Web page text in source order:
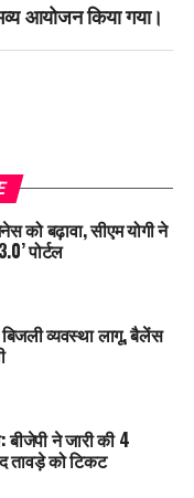
आयोजन किया गया।
को बढ़ावा, सीएम योगी ने
पोर्टल
व्यवस्था लागू, बैलेंस
बीजेपी ने जारी की 4
तावड़े को टिकट